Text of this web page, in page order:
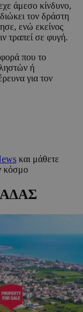
άμεσο κίνδυνο,
τον δράστη
ενώ εκείνος
τραπεί σε φυγή.
φορά που το
ληστών ή
για τον
και μάθετε
κόσμο